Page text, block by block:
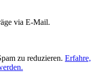
via E-Mail.
zu reduzieren. Erfahre,